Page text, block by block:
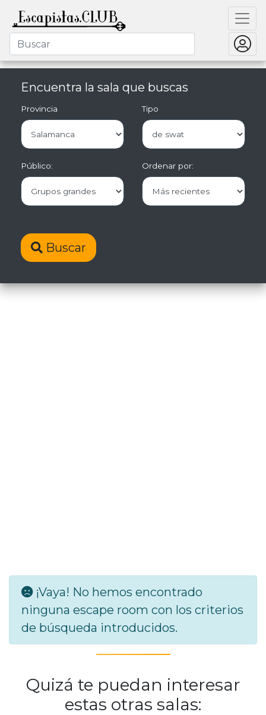
Encuentra la sala que buscas
Provincia Tipo
Público: Ordenar por:
Buscar
¡Vaya! No hemos encontrado
ninguna escape room con los criterios
de búsqueda introducidos.
Quizá te puedan interesar
estas otras salas: